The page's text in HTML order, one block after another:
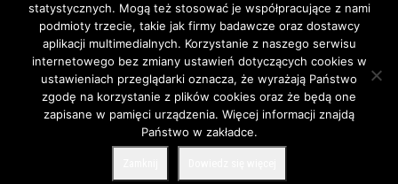
statystycznych. Mogą też stosować je współpracujące z nami
podmioty trzecie, takie jak firmy badawcze oraz dostawcy
aplikacji multimedialnych. Korzystanie z naszego serwisu
internetowego bez zmiany ustawień dotyczących cookies w
ustawieniach przeglądarki oznacza, że wyrażają Państwo
zgodę na korzystanie z plików cookies oraz że będą one
zapisane w pamięci urządzenia. Więcej informacji znajdą
Państwo w zakładce.